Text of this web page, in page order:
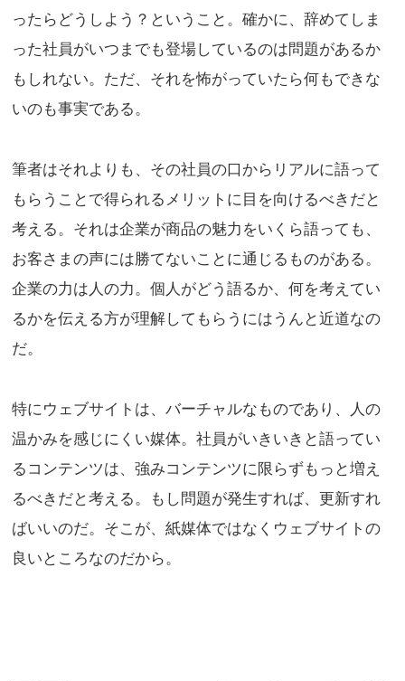
ったらどうしよう？ということ。確かに、辞めてしま
った社員がいつまでも登場しているのは問題があるか
もしれない。ただ、それを怖がっていたら何もできな
いのも事実である。
筆者はそれよりも、その社員の口からリアルに語って
もらうことで得られるメリットに目を向けるべきだと
考える。それは企業が商品の魅力をいくら語っても、
お客さまの声には勝てないことに通じるものがある。
企業の力は人の力。個人がどう語るか、何を考えてい
るかを伝える方が理解してもらうにはうんと近道なの
だ。
特にウェブサイトは、バーチャルなものであり、人の
温かみを感じにくい媒体。社員がいきいきと語ってい
るコンテンツは、強みコンテンツに限らずもっと増え
るべきだと考える。もし問題が発生すれば、更新すれ
ばいいのだ。そこが、紙媒体ではなくウェブサイトの
良いところなのだから。